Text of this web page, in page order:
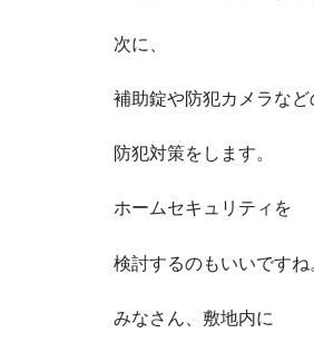
次に、
補助錠や防犯カメラなど
防犯対策をします。
ホームセキュリティを
検討するのもいいですね
みなさん、敷地内に